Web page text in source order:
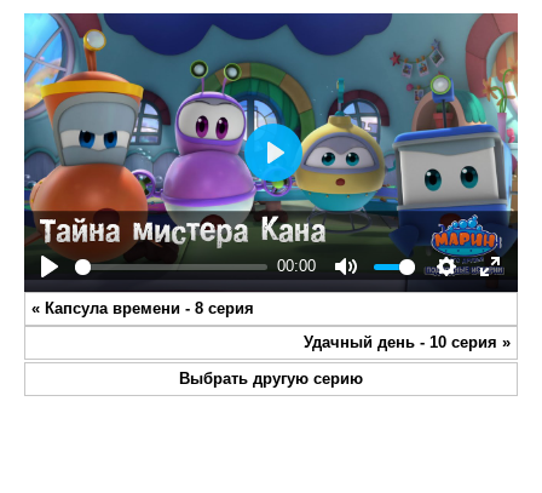
Play
00:00
Mute Settings
Enter
Play
« Капсула времени - 8 серия
Удачный день - 10 серия »
Выбрать другую серию